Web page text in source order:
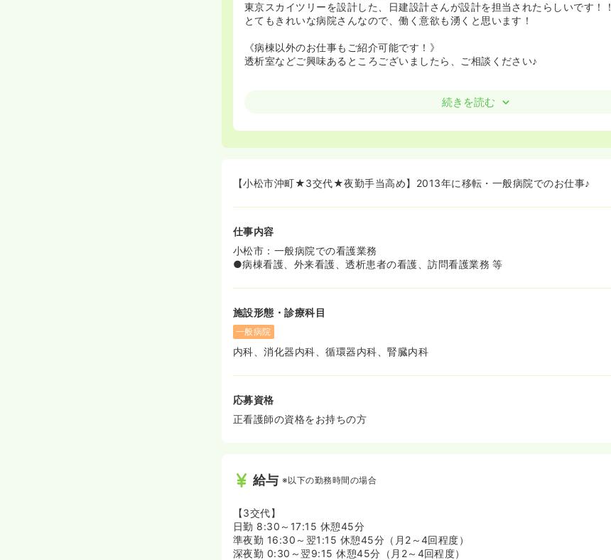
東京スカイツリーを設計した、日建設計さんが設計を担当されたらしいです！！
とてもきれいな病院さんなので、働く意欲も湧くと思います！
《病棟以外のお仕事もご紹介可能です！》
透析室などご興味あるところございましたら、ご相談ください♪
続きを読む
【小松市沖町★3交代★夜勤手当高め】2013年に移転・一般病院でのお仕事♪
仕事内容
小松市：一般病院での看護業務
●病棟看護、外来看護、透析患者の看護、訪問看護業務 等
施設形態・診療科目
一般病院
内科、消化器内科、循環器内科、腎臓内科
応募資格
正看護師の資格をお持ちの方
給与 ※以下の勤務時間の場合
【3交代】
日勤 8:30～17:15 休憩45分
準夜勤 16:30～翌1:15 休憩45分（月2～4回程度）
深夜勤 0:30～翌9:15 休憩45分（月2～4回程度）